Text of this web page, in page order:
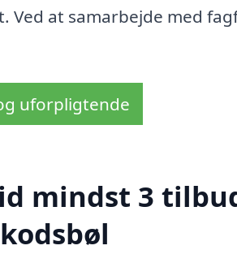
Ved at samarbejde med
uforpligtende
mindst 3